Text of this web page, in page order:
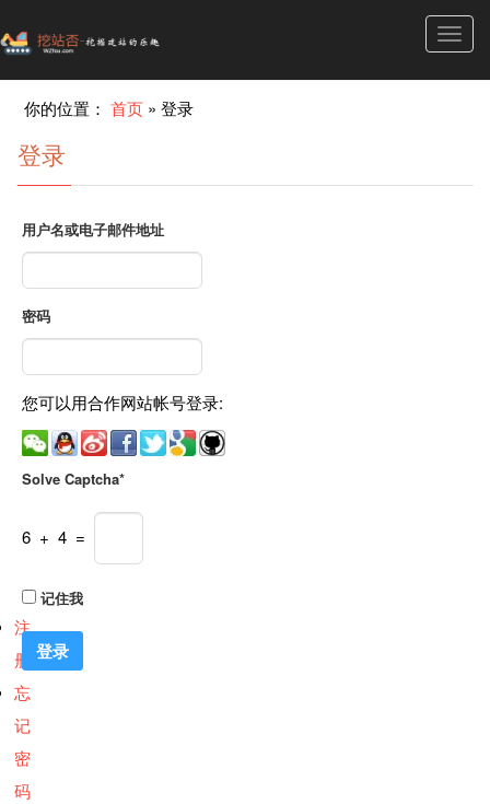
你的位置：首页 »登录
登录
用户名或电子邮件地址
密码
您可以用合作网站帐号登录:
Solve Captcha*
6 + 4 =
记住我
注
册
忘
记
密
码